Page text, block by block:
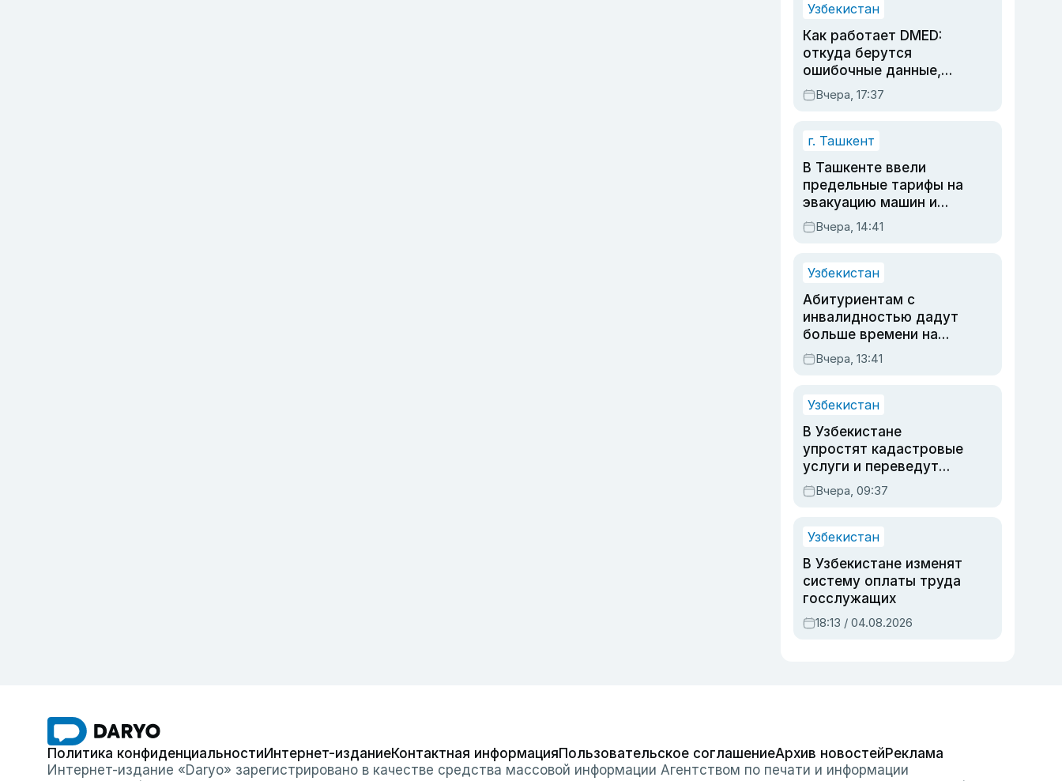
Узбекистан
Как работает DMED:
откуда берутся
ошибочные данные,
дубли аккаунтов и
очереди по онлайн-
Вчера, 17:37
г. Ташкент
В Ташкенте ввели
предельные тарифы на
эвакуацию машин и
штрафстоянки
Вчера, 14:41
Узбекистан
Абитуриентам с
инвалидностью дадут
больше времени на
вступительных
экзаменах
Вчера, 13:41
Узбекистан
В Узбекистане
упростят кадастровые
услуги и переведут
регистрацию
недвижимости в
Вчера, 09:37
Узбекистан
В Узбекистане изменят
систему оплаты труда
госслужащих
18:13 / 04.08.2026
Политика конфиденциальностиИнтернет-изданиеКонтактная информацияПользовательское соглашениеАрхив новостейРеклама
Интернет-издание «Daryo» зарегистрировано в качестве средства массовой информации Агентством по печати и информации